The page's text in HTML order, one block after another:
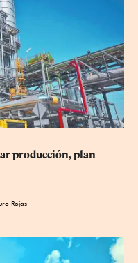
producción, plan
Rojas